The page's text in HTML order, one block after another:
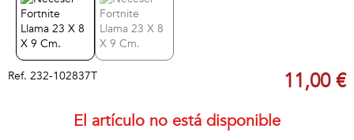
Ref. 232-102837T 11,00 €
El artículo no está disponible